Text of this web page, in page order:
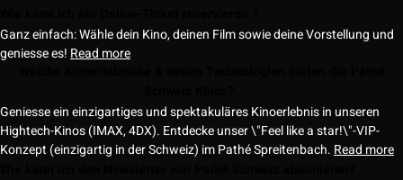
Ganz einfach: Wähle dein Kino, deinen Film sowie deine Vorstellung und
geniesse es! Read more
Geniesse ein einzigartiges und spektakuläres Kinoerlebnis in unseren
Hightech-Kinos (IMAX, 4DX). Entdecke unser \"Feel like a star!\"-VIP-
Konzept (einzigartig in der Schweiz) im Pathé Spreitenbach. Read more